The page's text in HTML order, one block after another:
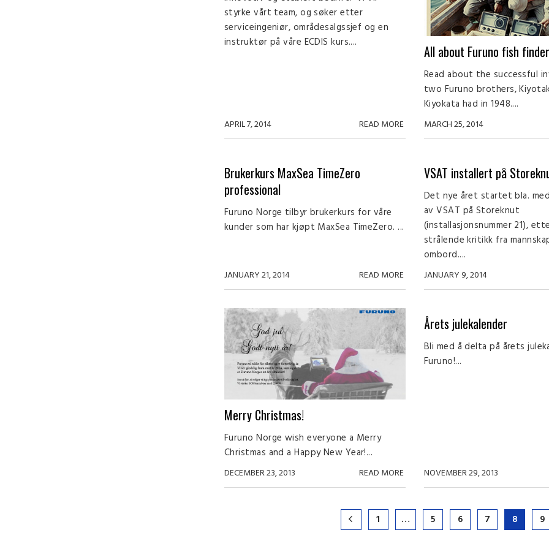
styrke vårt team, og søker etter
serviceingeniør, områdesalgssjef og en
instruktør på våre ECDIS kurs....
APRIL 7, 2014 READ MORE
All about Furuno fish
Read about the successful
two Furuno brothers,
Kiyokata had in 1948....
MARCH 25, 2014
Brukerkurs MaxSea TimeZero
professional
Furuno Norge tilbyr brukerkurs for våre
kunder som har kjøpt MaxSea TimeZero. ...
JANUARY 21, 2014 READ MORE
VSAT installert på
Det nye året startet bla.
av VSAT på Storeknut
(installasjonsnummer 21),
strålende kritikk fra
ombord....
JANUARY 9, 2014
Merry Christmas!
Furuno Norge wish everyone a Merry
Christmas and a Happy New Year!...
DECEMBER 23, 2013 READ MORE
Årets julekalender
Bli med å delta på årets
Furuno!...
NOVEMBER 29, 2013
1 … 5 6 7 8 9